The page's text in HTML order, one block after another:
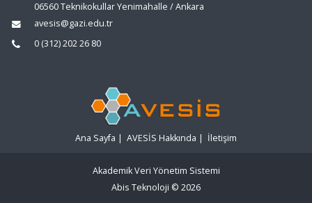
06560 Teknikokullar Yenimahalle / Ankara
avesis@gazi.edu.tr
0 (312) 202 26 80
Ana Sayfa | AVESİS Hakkında | İletişim
Akademik Veri Yönetim Sistemi
Abis Teknoloji © 2026